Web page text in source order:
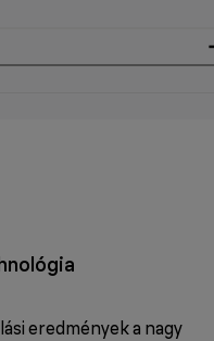
eredmények a nagy